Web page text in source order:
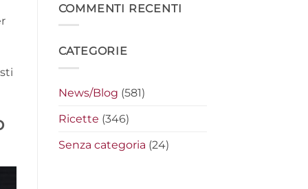
fresche
e
Cena
etnica
e
famiglia
COMMENTI RECENTI
CATEGORIE
News/Blog (581)
Ricette (346)
Senza categoria (24)